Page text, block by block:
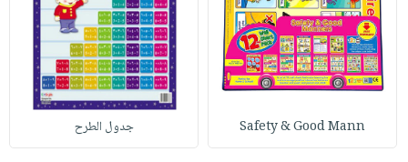
Safety & Good Mann جدول الطرح